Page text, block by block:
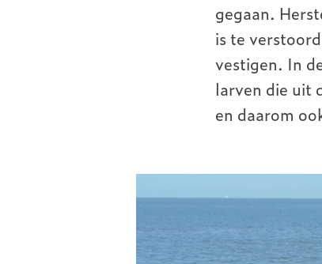
gegaan.
is te
vestigen. In
larven die uit
en daarom